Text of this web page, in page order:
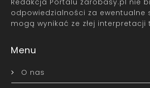
Redakcja Portalu zarobasy.pl nie
odpowiedzialności za ewentualne
mogą wynikać ze złej interpretacji
Menu
O nas